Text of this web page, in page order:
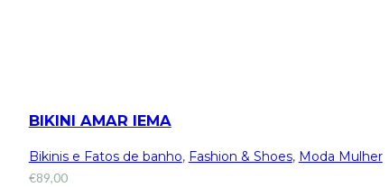
BIKINI AMAR IEMA
Bikinis e Fatos de banho, Fashion & Shoes, Moda Mulher
€89,00